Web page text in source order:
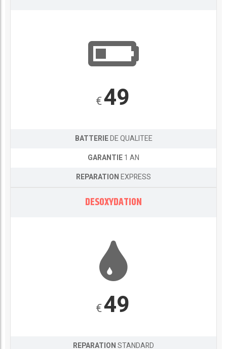
€49
BATTERIEDE QUALITEE
GARANTIE1 AN
REPARATIONEXPRESS
DESOXYDATION
€49
REPARATIONSTANDARD